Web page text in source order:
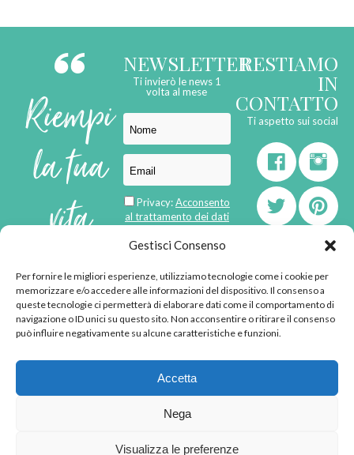
Gestisci Consenso
Per fornire le migliori esperienze, utilizziamo tecnologie come i cookie per
memorizzare e/o accedere alle informazioni del dispositivo. Il consenso a
queste tecnologie ci permetterà di elaborare dati come il comportamento di
navigazione o ID unici su questo sito. Non acconsentire o ritirare il consenso
può influire negativamente su alcune caratteristiche e funzioni.
Accetta
Nega
Visualizza le preferenze
Riempi
la tua
vita
di
emozioni
P.IVA 02592570036 -
NEWSLETTER
Ti invierò le news 1
volta al mese
Privacy:Acconsento
al trattamento dei dati
RESTIAMO
IN
CONTATTO
Ti aspetto sui social
born inMaMaStudiOs